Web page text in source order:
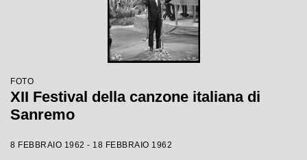
FOTO
XII Festival della canzone italiana di
Sanremo
8 FEBBRAIO 1962 - 18 FEBBRAIO 1962